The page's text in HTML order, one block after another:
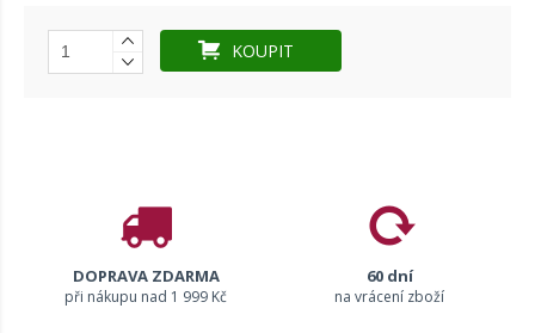
KOUPIT
DOPRAVA ZDARMA
při nákupu nad 1 999 Kč
60 dní
na vrácení zboží